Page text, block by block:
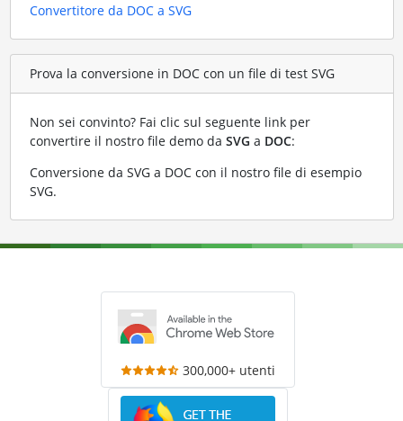
Convertitore da DOC a SVG
Prova la conversione in DOC con un file di test SVG
Non sei convinto? Fai clic sul seguente link per
convertire il nostro file demo da SVG a DOC:
Conversione da SVG a DOC con il nostro file di esempio
SVG.
300,000+ utenti